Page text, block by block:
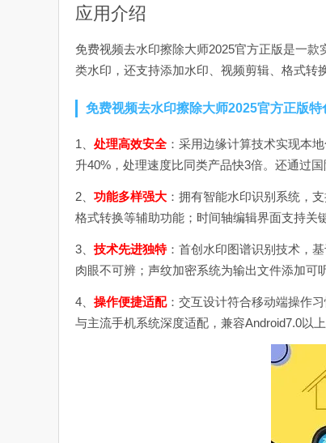
应用介绍
免费视频去水印擦除大师2025官方正版是一
类水印，还支持添加水印、视频剪辑、格式转
免费视频去水印擦除大师2025官方正版特
1、 处理高效安全：采用边缘计算技术实现本
升40%，处理速度比同类产品快3倍。还通过
2、 功能多样强大 ：拥有智能水印识别系统，
格式转换等辅助功能；时间轴编辑界面支持关
3、 技术先进独特：首创水印图谱识别技术，
肉眼不可辨；声纹加密系统为输出文件添加可
4、 操作便捷适配：交互设计符合移动端操作
与主流手机系统深度适配，兼容Android7.0以上